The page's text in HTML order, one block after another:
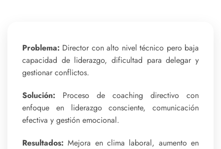
Problema: Director con alto nivel técnico pero baja
capacidad de liderazgo, dificultad para delegar y
gestionar conflictos.
Solución: Proceso de coaching directivo con
enfoque en liderazgo consciente, comunicación
efectiva y gestión emocional.
Resultados: Mejora en clima laboral, aumento en